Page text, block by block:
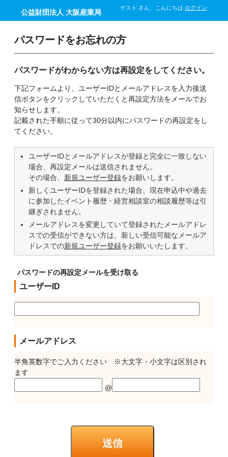
公益財団法人 大阪産業局
ゲスト さん、こんにちは ログイン
パスワードをお忘れの方
パスワードがわからない方は再設定をしてください。
下記フォームより、ユーザーIDとメールアドレスを入力後送
信ボタンをクリックしていただくと再設定方法をメールでお
知らせします。
記載された手順に従って30分以内にパスワードの再設定をし
てください。
ユーザーIDとメールアドレスが登録と完全に一致しない
場合、再設定メールは送信されません。
その場合、 新規ユーザー登録をお願いします。
新しくユーザーIDを登録された場合、現在申込中や過去
に参加したイベント履歴・経営相談室の相談履歴等は引
継ぎされません。
メールアドレスを変更していて登録されたメールアドレ
スでの受信ができない方は、新しい受信可能なメールア
ドレスでの新規ユーザー登録をお願いいたします。
パスワードの再設定メールを受け取る
ユーザーID
メールアドレス
半角英数字でご入力ください ※大文字・小文字は区別され
ます
@